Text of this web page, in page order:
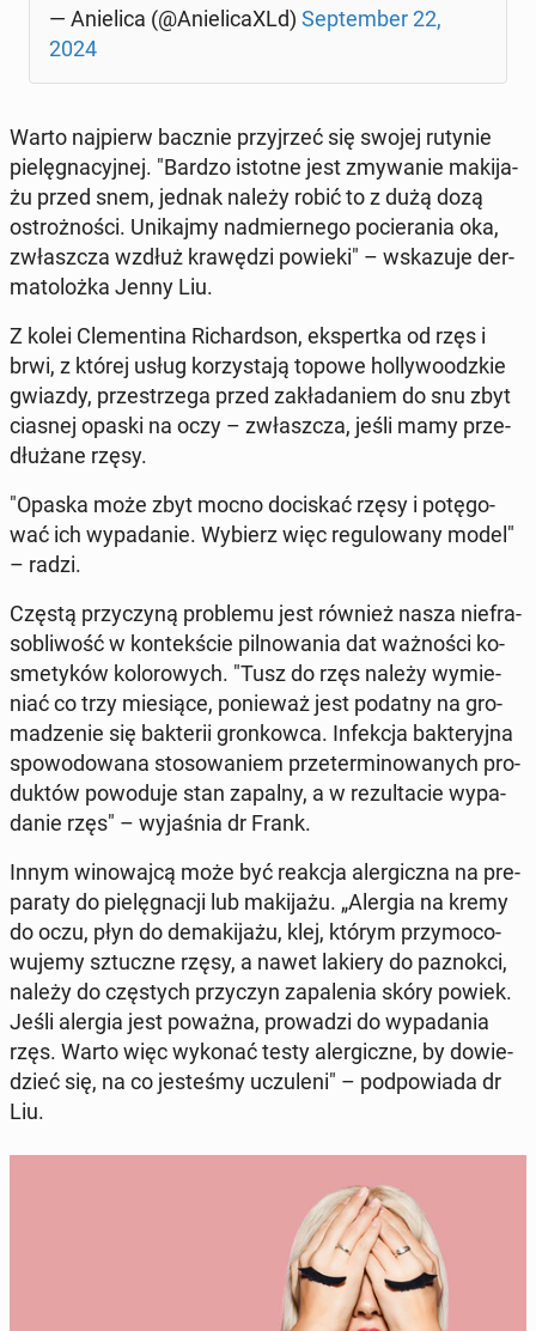
— Anie­li­ca (@Anie­li­ca­XLd) Sep­tem­ber 22,
2024
Warto naj­pierw bacznie przyj­rzeć się swojej rutynie
pie­lę­gna­cyj­nej. "Bardzo istotne jest zmy­wa­nie ma­ki­ja­
żu przed snem, jednak należy robić to z dużą dozą
ostroż­no­ści. Uni­kaj­my nad­mier­ne­go po­cie­ra­nia oka,
zwłasz­cza wzdłuż kra­wę­dzi powieki" – wska­zu­je der­
ma­to­loż­ka Jenny Liu.
Z kolei Cle­men­ti­na Ri­chard­son, eks­pert­ka od rzęs i
brwi, z której usług ko­rzy­sta­ją topowe hol­ly­wo­odz­kie
gwiazdy, prze­strze­ga przed za­kła­da­niem do snu zbyt
ciasnej opaski na oczy – zwłasz­cza, jeśli mamy prze­
dłu­ża­ne rzęsy.
"Opaska może zbyt mocno do­ci­skać rzęsy i po­tę­go­
wać ich wy­pa­da­nie. Wybierz więc re­gu­lo­wa­ny model"
– radzi.
Częstą przy­czy­ną pro­ble­mu jest również nasza nie­fra­
so­bli­wość w kon­tek­ście pil­no­wa­nia dat waż­no­ści ko­
sme­ty­ków ko­lo­ro­wych. "Tusz do rzęs należy wy­mie­
niać co trzy mie­sią­ce, po­nie­waż jest podatny na gro­
ma­dze­nie się bak­te­rii gron­kow­ca. In­fek­cja bak­te­ryj­na
spo­wo­do­wa­na sto­so­wa­niem prze­ter­mi­no­wa­nych pro­
duk­tów po­wo­du­je stan zapalny, a w re­zul­ta­cie wy­pa­
da­nie rzęs" – wy­ja­śnia dr Frank.
Innym wi­no­waj­cą może być reakcja aler­gicz­na na pre­
pa­ra­ty do pie­lę­gna­cji lub ma­ki­ja­żu. „Alergia na kremy
do oczu, płyn do de­ma­ki­ja­żu, klej, którym przy­mo­co­
wu­je­my sztucz­ne rzęsy, a nawet lakiery do pa­znok­ci,
należy do czę­stych przy­czyn za­pa­le­nia skóry powiek.
Jeśli alergia jest poważna, pro­wa­dzi do wy­pa­da­nia
rzęs. Warto więc wykonać testy aler­gicz­ne, by do­wie­
dzieć się, na co je­ste­śmy uczu­le­ni" – pod­po­wia­da dr
Liu.